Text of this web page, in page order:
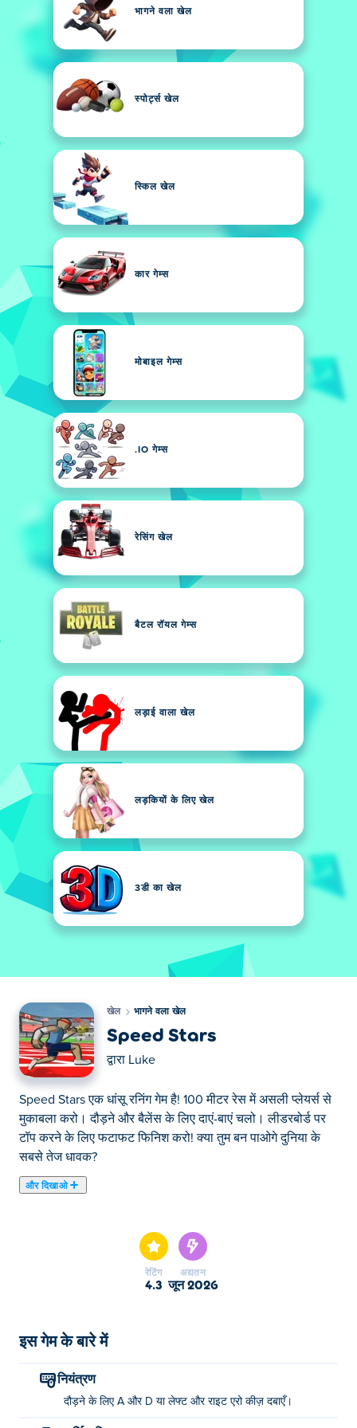
भागने वला खेल
स्पोर्ट्स खेल
स्किल खेल
कार गेम्स
मोबाइल गेम्स
.IO गेम्स
रेसिंग खेल
बैटल रॉयल गेम्स
लड़ाई वाला खेल
लड़कियों के लिए खेल
3डी का खेल
खेल भागने वला खेल
Speed Stars
द्वारा Luke
Speed Stars एक धांसू रनिंग गेम है! 100 मीटर रेस में असली प्लेयर्स से
मुकाबला करो। दौड़ने और बैलेंस के लिए दाएं-बाएं चलो। लीडरबोर्ड पर
टॉप करने के लिए फटाफट फिनिश करो! क्या तुम बन पाओगे दुनिया के
सबसे तेज धावक?
और दिखाओ
लेता है। क्लासिक ट्रैक एंड फील्ड इवेंट्स से प्रेरित इन ज़ोरदार रेसों में
जीत हासिल करने के लिए दौड़ें और हर कदम को परफेक्ट बनाएं। अपने
एथलीट को कस्टमाइज़ करें, अपने कौशल को निखारें, अपना सर्वश्रेष्ठ
बनने के लिए तैयार हैं?
मैं स्पीड स्टार्स कैसे खेलूं?
दौड़ने के लिए A और D या बाएँ और दाएँ तीर कुंजियों का उपयोग करें!
रेटिंग
4.3
अद्यतन
जून 2026
इस गेम के बारे में
नियंत्रण
दौड़ने के लिए A और D या लेफ्ट और राइट एरो कीज़ दबाएँ।